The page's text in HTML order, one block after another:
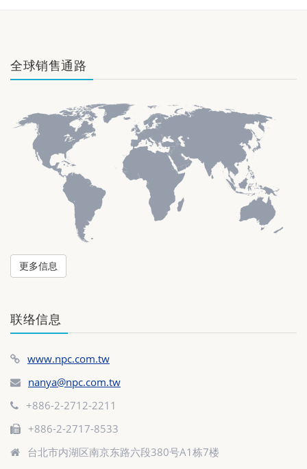
全球销售通路
更多信息
联络信息
www.npc.com.tw
nanya@npc.com.tw
+886-2-2712-2211
+886-2-2717-8533
台北市内湖区南京东路六段380号A1栋7楼